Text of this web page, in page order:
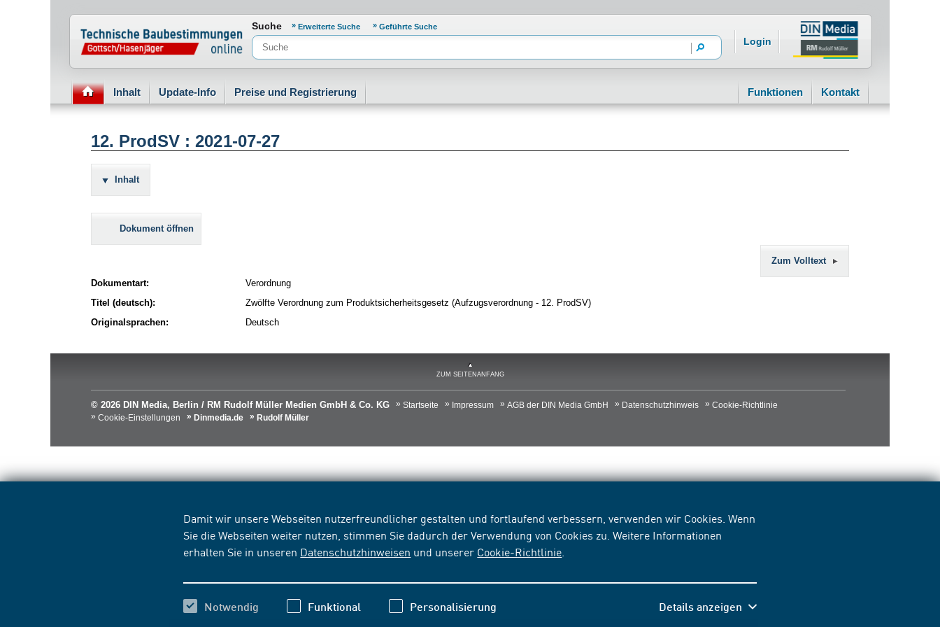
Damit wir unsere Webseiten nutzerfreundlicher gestalten und fortlaufend verbessern, verwenden wir Cookies. Wenn
Sie die Webseiten weiter nutzen, stimmen Sie dadurch der Verwendung von Cookies zu. Weitere Informationen
erhalten Sie in unseren Datenschutzhinweisen und unserer Cookie-Richtlinie
Notwendig Funktional Personalisierung Details anzeigen
Normenportal Barrierefreiheit
Suche Erweiterte Suche Geführte Suche
Login
Inhalt Update-Info Preise und Registrierung Funktionen Kontakt
12. ProdSV : 2021-07-27
Inhalt
Dokument öffnen
Zum Volltext
Dokumentart:
Verordnung
Titel (deutsch):
Zwölfte Verordnung zum Produktsicherheitsgesetz (Aufzugsverordnung - 12. ProdSV)
Originalsprachen:
Deutsch
ZUM SEITENANFANG
© 2026 DIN Media, Berlin / RM Rudolf Müller Medien GmbH & Co. KG Startseite Impressum AGB der DIN Media GmbH Datenschutzhinweis
Cookie-Richtlinie
Cookie-Einstellungen
Dinmedia.de Rudolf Müller